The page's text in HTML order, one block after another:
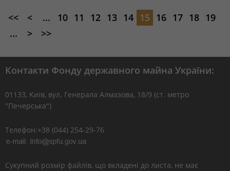
<< < ... 10 11 12 13 14 15 16 17 18 19
...
> >>
Контакти Фонду державного майна України:
01133, Kиїв, вул. Генерала Алмазова, 18/9 (ст. метро
"Печерська")
Телефон:+38 (044) 254-29-76
Сукупний розмір файлів, що вкладені до листа, не має